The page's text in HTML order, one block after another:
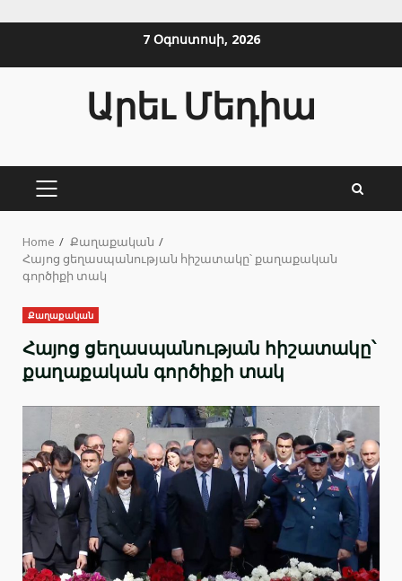
7 Օգոստոսի, 2026
Արեւ Մեդիա
PRIMARY
Home
Քաղաքական
Հայոց ցեղասպանության հիշատակը՝ քաղաքական
գործիքի տակ
Քաղաքական
Հայոց ցեղասպանության հիշատակը՝
քաղաքական գործիքի տակ